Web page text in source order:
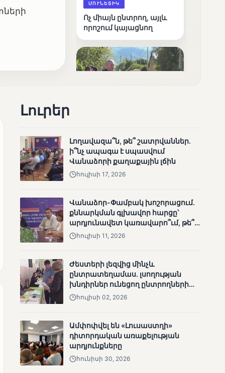
ՄՈՒՆԵՏԻԿ
Ոչ միայն ընտրող, այլև
որոշում կայացնող
Շարունակվում են
Փամբակ գետում
անհետացած
անչափահասների
որոնողական
Մատչելի
ընտրություններ՝ դեռևս
չլուծված խնդիրներով.
«Լուսաստղի»
արդյունքները
Լուրեր
Լողավազա՞ն, թե՞ շատրվաններ.
ի՞նչ ապագա է սպասվում
Վանաձորի քաղաքային լճին
հուլիսի 17, 2026
Վանաձոր-Փամբակ խոշորացում.
քննարկման գլխավոր հարցը՝
արդյունավետ կառավարո՞ւմ, թե՞
քաղաքական նպատակ
հուլիսի 11, 2026
Ժեստերի լեզվից մինչև
ընտրատեղամաս. լսողության
խնդիրներ ունեցող ընտրողների
ճանապարհը
հուլիսի 02, 2026
Ամփոփվել են «Լուսաստղի»
դիտորդական առաքելության
արդյունքները
հունիսի 30, 2026